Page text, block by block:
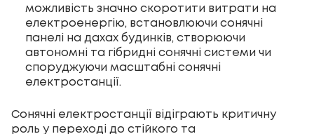
можливість значно скоротити витрати на
електроенергію, встановлюючи сонячні
панелі на дахах будинків, створюючи
автономні та гібридні сонячні системи чи
споруджуючи масштабні сонячні
електростанції.
Сонячні електростанції відіграють критичну
роль у переході до стійкого та